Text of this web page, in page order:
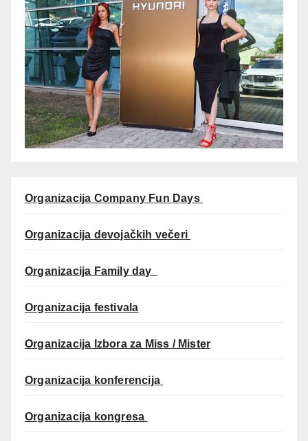
Organizacija Company Fun Days
Organizacija devojačkih večeri
Organizacija Family day
Organizacija festivala
Organizacija Izbora za Miss / Mister
Organizacija konferencija
Organizacija kongresa